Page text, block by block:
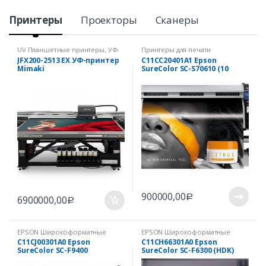
Принтеры Проекторы Сканеры
UV Планшетные принтеры, УФ-
принтеры Mimaki
JFX200-2513 EX УФ-принтер
Mimaki
6900000,00Р
Принтеры для печати
сублимационными чернилами
(восстановленные)
C11CC20401A1 Epson
SureColor SC-S70610 (10
900000,00Р
EPSON Широкоформатные
принтеры и плоттеры
Коммерческое оборудование
для печати
C11CJ00301A0 Epson
SureColor SC-F9400
EPSON Широкоформатные
принтеры и плоттеры
Коммерческое оборудование
для печати
C11СH66301А0 Epson
SureСоlоr SC-F6300 (HDK)